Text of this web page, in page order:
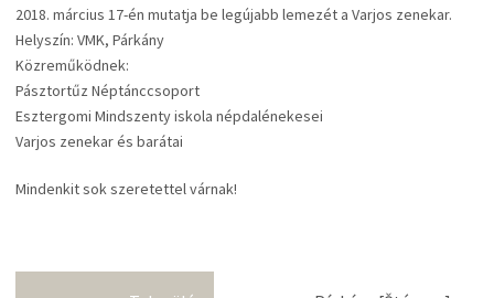
2018. március 17-én mutatja be legújabb lemezét a Varjos zenekar.
Helyszín: VMK, Párkány
Közreműködnek:
Pásztortűz Néptánccsoport
Esztergomi Mindszenty iskola népdalénekesei
Varjos zenekar és barátai
Mindenkit sok szeretettel várnak!